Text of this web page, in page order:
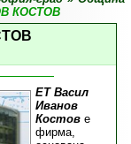
КОСТОВ
ЕТ Васил
Иванов
Костов е
фирма,